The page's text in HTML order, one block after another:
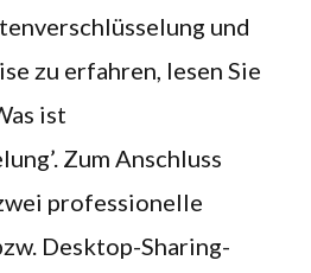
und
zu erfahren, lesen Sie
ist
Zum Anschluss
professionelle
Desktop-Sharing-